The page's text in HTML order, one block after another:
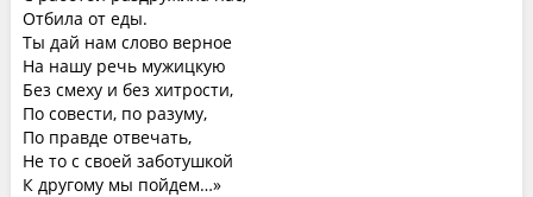
Отбила от еды.
Ты дай нам слово верное
На нашу речь мужицкую
Без смеху и без хитрости,
По совести, по разуму,
По правде отвечать,
Не то с своей заботушкой
К другому мы пойдем…»